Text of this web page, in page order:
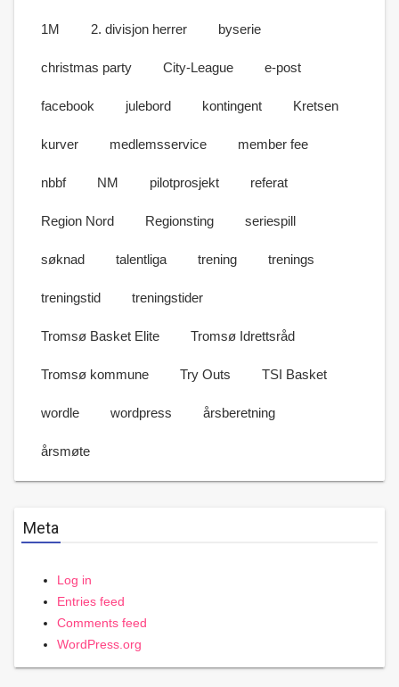
1M 2. divisjon herrer byserie
christmas party City-League e-post
facebook julebord kontingent Kretsen
kurver medlemsservice member fee
nbbf NM pilotprosjekt referat
Region Nord Regionsting seriespill
søknad talentliga trening trenings
treningstid treningstider
Tromsø Basket Elite Tromsø Idrettsråd
Tromsø kommune Try Outs TSI Basket
wordle wordpress årsberetning
årsmøte
Meta
Log in
Entries feed
Comments feed
WordPress.org